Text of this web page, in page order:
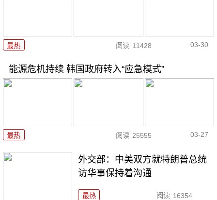
最热 阅读 11428 03-30
能源危机持续 韩国政府转入“应急模式”
最热 阅读 25555 03-27
外交部：中美双方就特朗普总统
访华事保持着沟通
最热 阅读 16354